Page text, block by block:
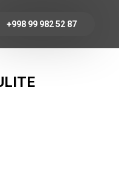
+998 99 982 52 87